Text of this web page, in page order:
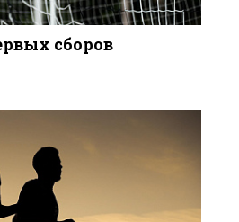
сборов